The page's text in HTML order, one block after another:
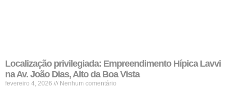
Localização privilegiada: Empreendimento Hípica Lavvi
na Av. João Dias, Alto da Boa Vista
fevereiro 4, 2026 Nenhum comentário